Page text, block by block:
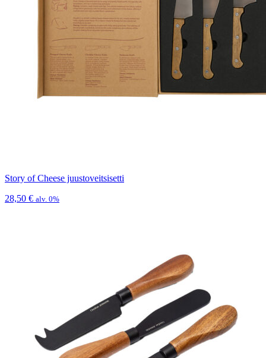
Story of Cheese juustoveitsisetti
28,50 € alv. 0%